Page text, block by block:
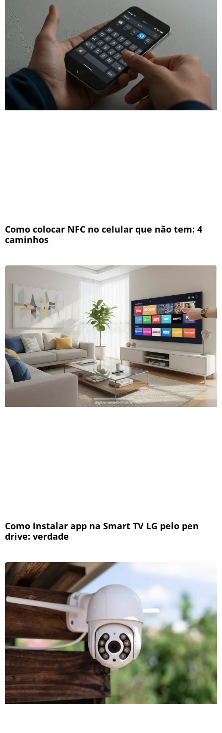
Como colocar NFC no celular que não tem: 4
caminhos
Como instalar app na Smart TV LG pelo pen
drive: verdade